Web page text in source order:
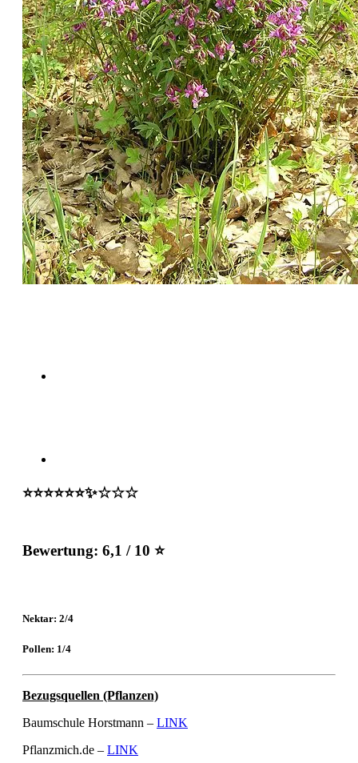
⭐️⭐️⭐️⭐️⭐️⭐️✨☆☆☆
Bewertung: 6,1 / 10 ⭐
Nektar: 2/4
Pollen: 1/4
Bezugsquellen (Pflanzen)
Baumschule Horstmann – LINK
Pflanzmich.de – LINK